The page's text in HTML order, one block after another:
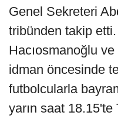
Genel Sekreteri
tribünden takip
Hacıosmanoğlu
idman öncesinde
futbolcularla
yarın saat